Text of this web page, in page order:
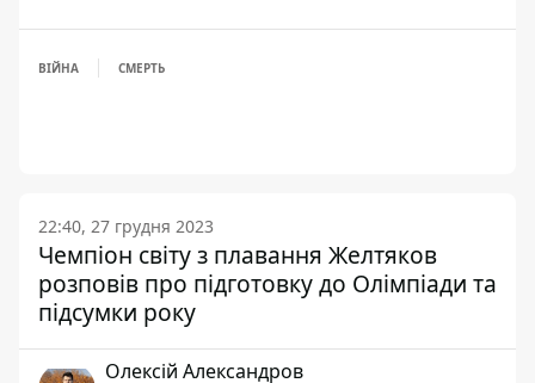
ВІЙНА СМЕРТЬ
22:40, 27 грудня 2023
Чемпіон світу з плавання Желтяков
розповів про підготовку до Олімпіади та
підсумки року
Олексій Александров